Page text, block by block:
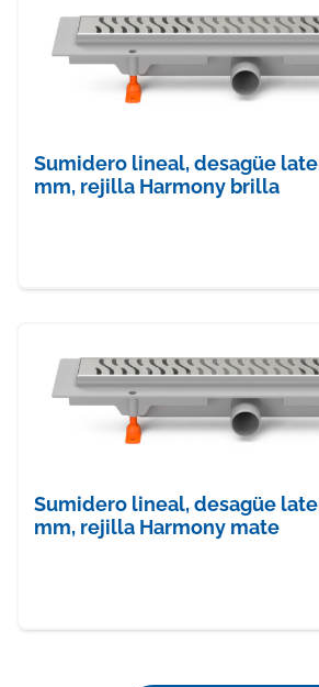
Sumidero lineal, desagüe
mm, rejilla Harmony brilla
Sumidero lineal, desagüe
mm, rejilla Harmony mate